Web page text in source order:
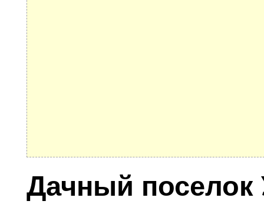
Дачный поселок